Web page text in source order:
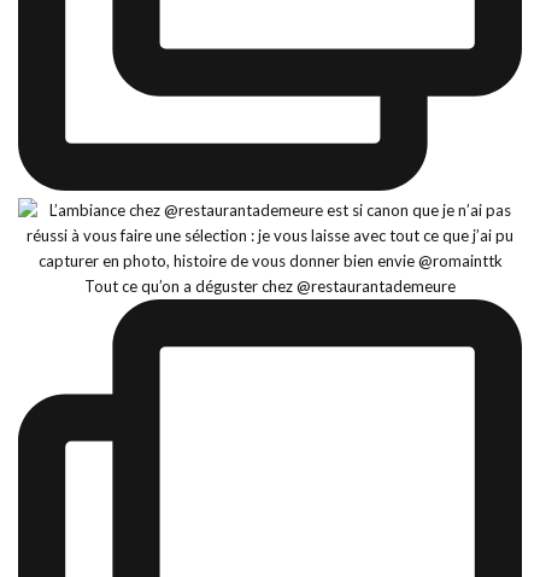
Tout ce qu’on a déguster chez @restaurantademeure